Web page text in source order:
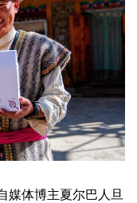
体博主夏尔巴人旦